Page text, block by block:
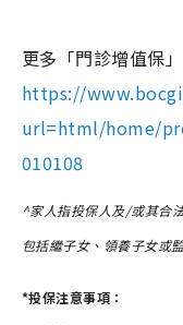
更多「門診增值保
https://
url=html/home/
010108
^家人指投保人及/或其合
包括繼子女、領養子女或
*投保注意事項：